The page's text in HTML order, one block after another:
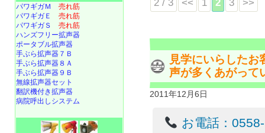
2 / 3 << 1 2 3 >>
見学にいらしたお
声が多くあがって
2011年12月6日
お電話：
パワギガＭ 売れ筋
パワギガＥ 売れ筋
パワギガＳ 売れ筋
ハンズフリー拡声器
ポータブル拡声器
手ぶら拡声器７Ｂ
手ぶら拡声器８Ａ
手ぶら拡声器９Ｂ
無線拡声器セット
翻訳機付き拡声器
病院呼出しシステム